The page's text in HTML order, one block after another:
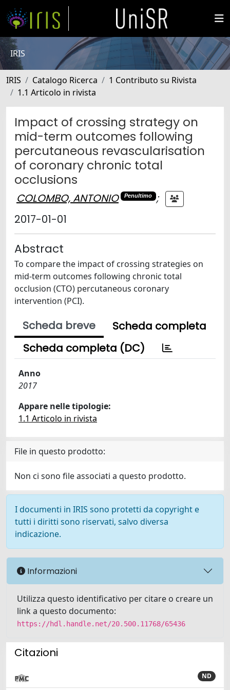
IRIS
IRIS Catalogo Ricerca
1 Contributo su Rivista
1.1 Articolo in rivista
Impact of crossing strategy on
mid-term outcomes following
percutaneous revascularisation
of coronary chronic total
occlusions
COLOMBO, ANTONIO Penultimo
;
2017-01-01
Abstract
To compare the impact of crossing strategies on
mid-term outcomes following chronic total
occlusion (CTO) percutaneous coronary
intervention (PCI).
Scheda breve
Scheda completa
Scheda completa (DC)
Anno
2017
Appare nelle tipologie:
1.1 Articolo in rivista
File in questo prodotto:
Non ci sono file associati a questo prodotto.
I documenti in IRIS sono protetti da copyright e
tutti i diritti sono riservati, salvo diversa
indicazione.
Informazioni
Utilizza questo identificativo per citare o creare un
link a questo documento:
https://hdl.handle.net/20.500.11768/65436
Citazioni
ND